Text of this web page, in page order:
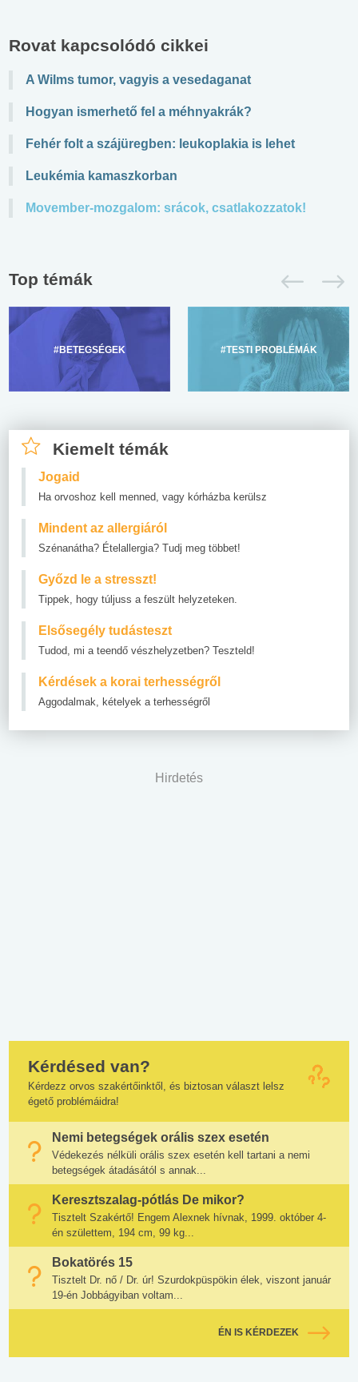
Rovat kapcsolódó cikkei
A Wilms tumor, vagyis a vesedaganat
Hogyan ismerhető fel a méhnyakrák?
Fehér folt a szájüregben: leukoplakia is lehet
Leukémia kamaszkorban
Movember-mozgalom: srácok, csatlakozzatok!
Top témák
#BETEGSÉGEK #TESTI PROBLÉMÁK
Kiemelt témák
Jogaid
Ha orvoshoz kell menned, vagy kórházba kerülsz
Mindent az allergiáról
Szénanátha? Ételallergia? Tudj meg többet!
Győzd le a stresszt!
Tippek, hogy túljuss a feszült helyzeteken.
Elsősegély tudásteszt
Tudod, mi a teendő vészhelyzetben? Teszteld!
Kérdések a korai terhességről
Aggodalmak, kételyek a terhességről
Hirdetés
Kérdésed van?
Kérdezz orvos szakértőinktől, és biztosan választ lelsz
égető problémáidra!
Nemi betegségek orális szex esetén
Védekezés nélküli orális szex esetén kell tartani a nemi
betegségek átadásától s annak...
Keresztszalag-pótlás De mikor?
Tisztelt Szakértő! Engem Alexnek hívnak, 1999. október 4-
én születtem, 194 cm, 99 kg...
Bokatörés 15
Tisztelt Dr. nő / Dr. úr! Szurdokpüspökin élek, viszont január
19-én Jobbágyiban voltam...
ÉN IS KÉRDEZEK